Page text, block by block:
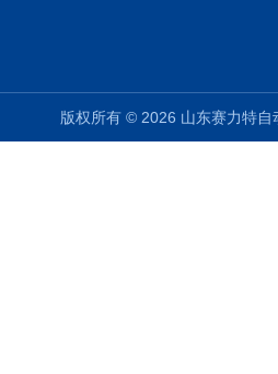
版权所有 © 2026 山东赛力特